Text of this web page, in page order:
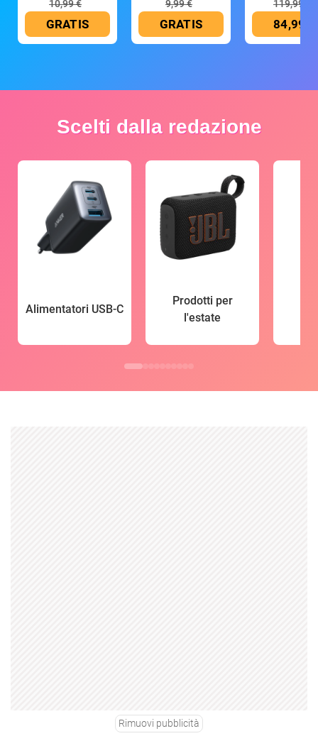
10,99 €
GRATIS
9,99 €
GRATIS
119,99 €
84,99 €
Scelti dalla redazione
Alimentatori USB-C
Prodotti per
l'estate
Rimuovi pubblicità